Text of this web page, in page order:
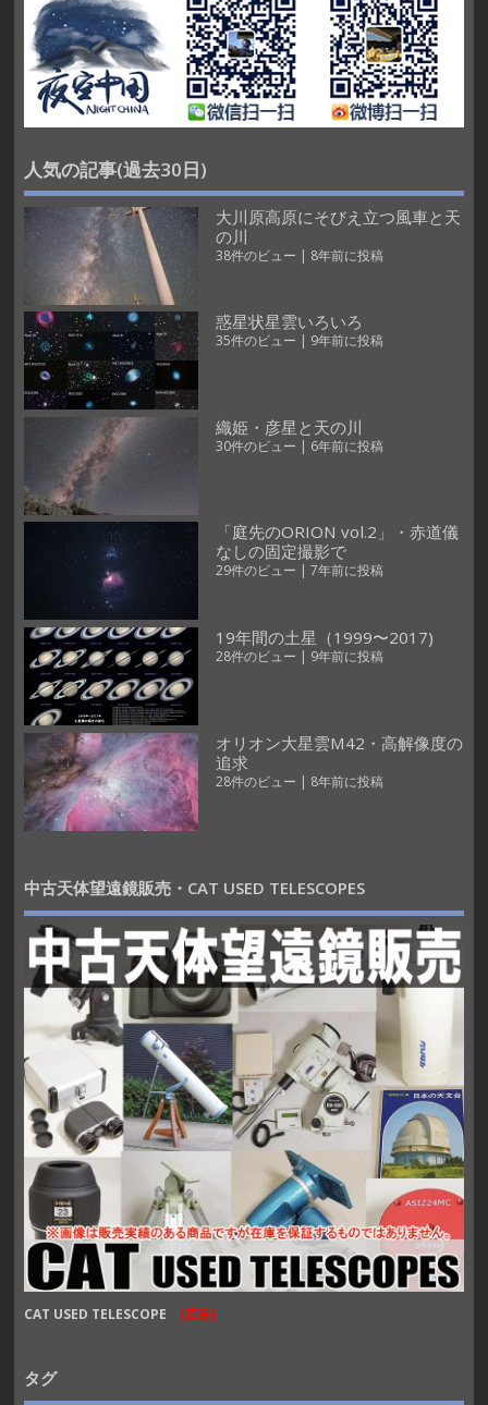
人気の記事(過去30日)
大川原高原にそびえ立つ風車と天
の川
38件のビュー | 8年前に投稿
惑星状星雲いろいろ
35件のビュー | 9年前に投稿
織姫・彦星と天の川
30件のビュー | 6年前に投稿
「庭先のORION vol.2」・赤道儀
なしの固定撮影で
29件のビュー 7年前に投稿
19年間の土星（1999〜2017)
28件のビュー | 9年前に投稿
オリオン大星雲M42・高解像度の
追求
28件のビュー | 8年前に投稿
中古天体望遠鏡販売・CAT USED TELESCOPES
CAT USED TELESCOPE (広告)
タグ